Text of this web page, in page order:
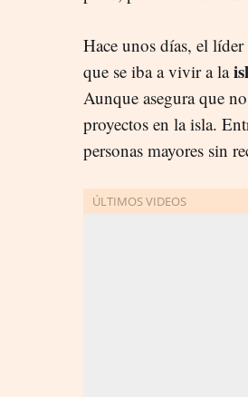
Hace unos días, el líder
que se iba a vivir a la
Aunque asegura que
proyectos en la isla.
personas mayores sin